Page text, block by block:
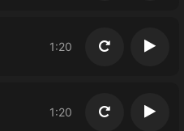
1:20 Повторить
1:20 Повторить